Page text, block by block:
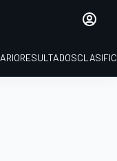
RESULTADOS